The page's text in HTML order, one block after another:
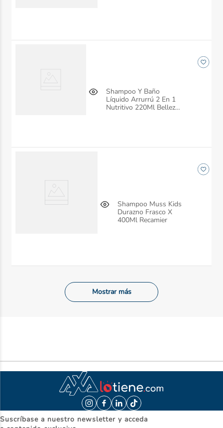
Shampoo Y Baño
Líquido Arrurrú 2 En 1
Nutritivo 220Ml Belleza
Shampoo Muss Kids
Durazno Frasco X
400Ml Recamier
Mostrar más
Suscríbase a nuestro newsletter y acceda